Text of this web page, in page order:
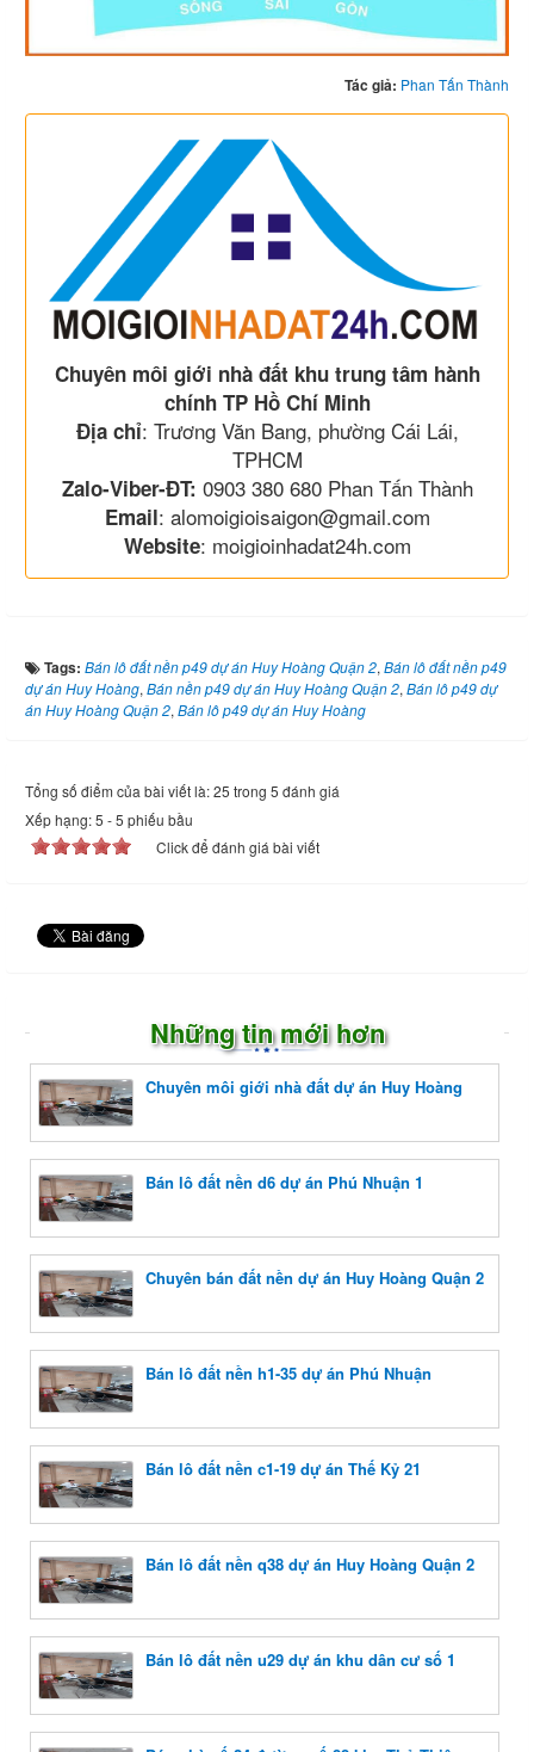
Tác giả: Phan Tấn Thành
Chuyên môi giới nhà đất khu trung tâm hành
chính TP Hồ Chí Minh
Địa chỉ: Trương Văn Bang, phường Cái Lái,
TPHCM
Zalo-Viber-ĐT: 0903 380 680 Phan Tấn Thành
Email: alomoigioisaigon@gmail.com
Website: moigioinhadat24h.com
Tags: Bán lô đất nền p49 dự án Huy Hoàng Quận 2, Bán lô đất nền p49
dự án Huy Hoàng, Bán nền p49 dự án Huy Hoàng Quận 2, Bán lô p49 dự
án Huy Hoàng Quận 2, Bán lô p49 dự án Huy Hoàng
Tổng số điểm của bài viết là: 25 trong 5 đánh giá
Xếp hạng:5 -5 phiếu bầu
Click để đánh giá bài viết
Những tin mới hơn
Chuyên môi giới nhà đất dự án Huy Hoàng
Bán lô đất nền d6 dự án Phú Nhuận 1
Chuyên bán đất nền dự án Huy Hoàng Quận 2
Bán lô đất nền h1-35 dự án Phú Nhuận
Bán lô đất nền c1-19 dự án Thế Kỷ 21
Bán lô đất nền q38 dự án Huy Hoàng Quận 2
Bán lô đất nền u29 dự án khu dân cư số 1